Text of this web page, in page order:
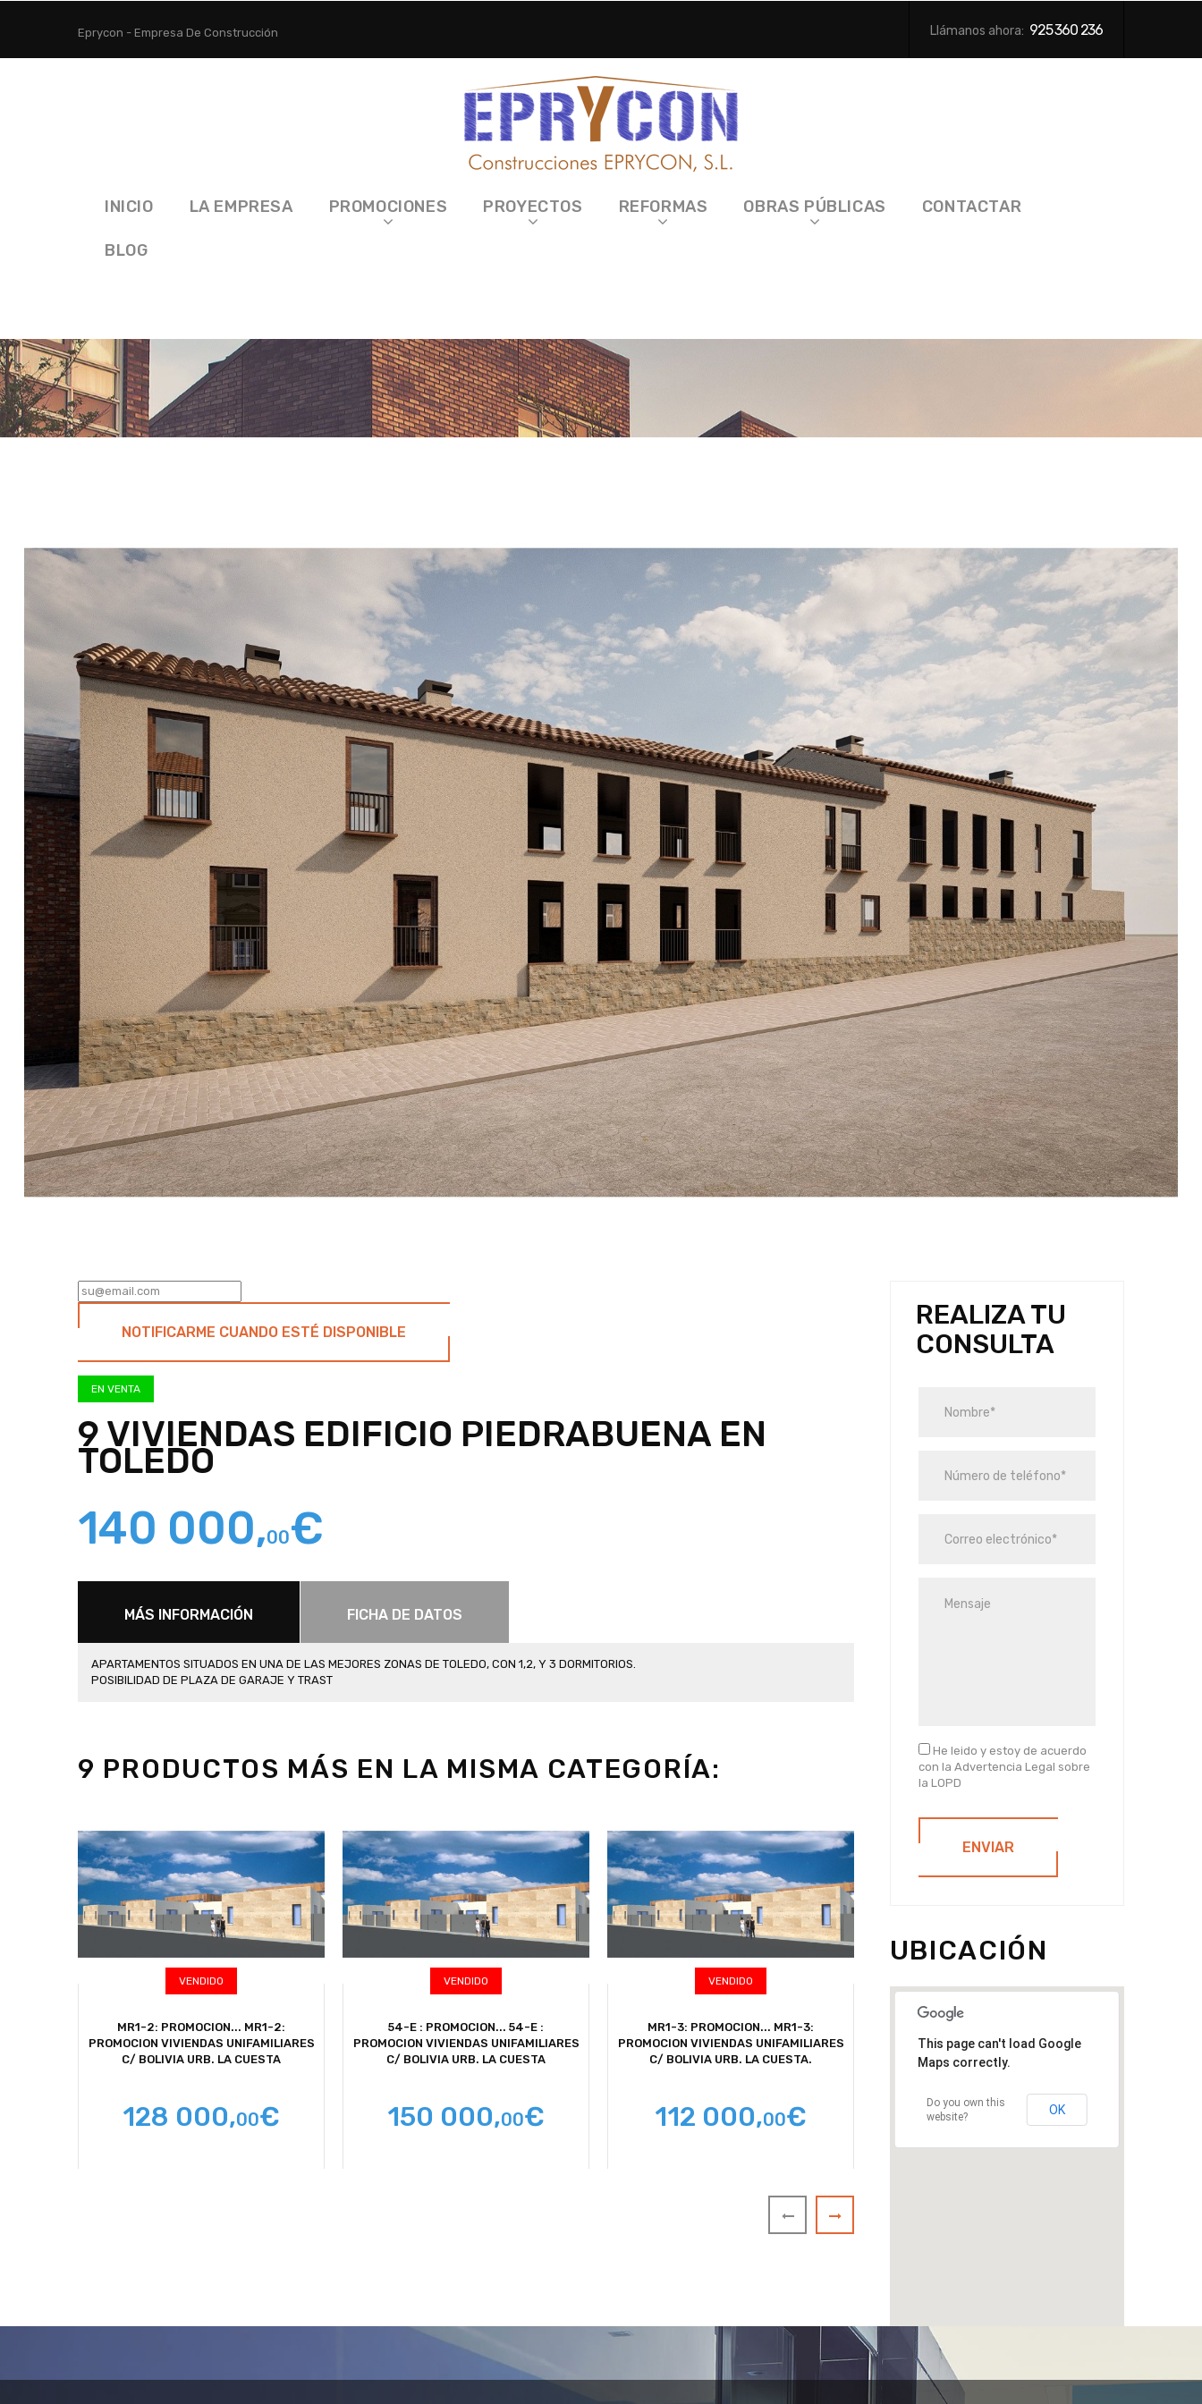
Eprycon - Empresa De Construcción Llámanos ahora: 925 360 236
INICIO LA EMPRESA PROMOCIONES PROYECTOS REFORMAS OBRAS PÚBLICAS CONTACTAR
BLOG
Inicio Promociones 9 VIVIENDAS EDIFICIO PIEDRABUENA EN TOLEDO
NOTIFICARME CUANDO ESTÉ DISPONIBLE
EN VENTA
9 VIVIENDAS EDIFICIO PIEDRABUENA EN
TOLEDO
140 000,00€
MÁS INFORMACIÓN FICHA DE DATOS
APARTAMENTOS SITUADOS EN UNA DE LAS MEJORES ZONAS DE TOLEDO, CON 1,2, Y 3 DORMITORIOS.
POSIBILIDAD DE PLAZA DE GARAJE Y TRAST
9 PRODUCTOS MÁS EN LA MISMA CATEGORÍA:
VENDIDO
MR1-2: PROMOCION... MR1-2:
PROMOCION VIVIENDAS UNIFAMILIARES
C/ BOLIVIA URB. LA CUESTA
128 000,00€
VENDIDO
54-E : PROMOCION... 54-E :
PROMOCION VIVIENDAS UNIFAMILIARES
C/ BOLIVIA URB. LA CUESTA
150 000,00€
VENDIDO
MR1-3: PROMOCION... MR1-3:
PROMOCION VIVIENDAS UNIFAMILIARES
C/ BOLIVIA URB. LA CUESTA.
112 000,00€
21, Toledo (Toledo)
6 500, €
REALIZA TU
CONSULTA
He leido y estoy de acuerdo
con la Advertencia Legal sobre
la LOPD
ENVIAR
UBICACIÓN
This page can't load Google
Maps correctly.
Do you own this
website?
OK